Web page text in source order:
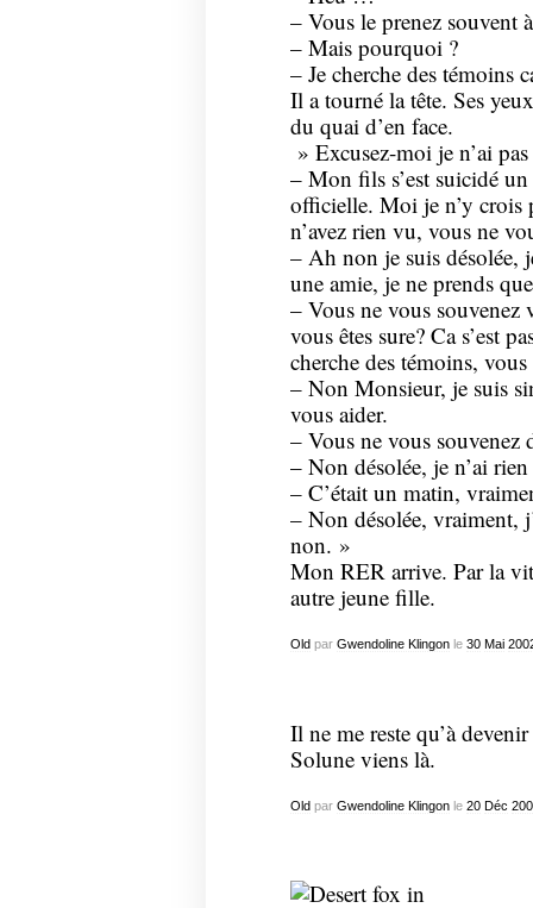
– Vous le prenez souvent
– Mais pourquoi ?
– Je cherche des témoins
Il a tourné la tête. Ses
du quai d’en face.
» Excusez-moi je n’ai
– Mon fils s’est suicidé
officielle. Moi je n’y crois
n’avez rien vu, vous ne
– Ah non je suis désolée,
une amie, je ne prends
– Vous ne vous souvenez
vous êtes sure? Ca s’est
cherche des témoins,
– Non Monsieur, je suis
vous aider.
– Vous ne vous souvenez
– Non désolée, je n’ai
– C’était un matin,
– Non désolée, vraiment,
non. »
Mon RER arrive. Par la
autre jeune fille.
Oldpar Gwendoline Klingonle 30 Mai
Il ne me reste qu’à
Solune viens là.
Oldpar Gwendoline Klingonle 20 Déc